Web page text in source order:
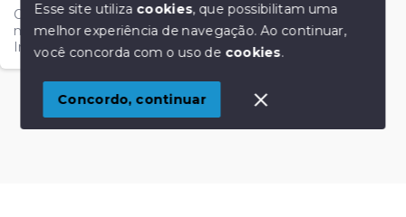
Olá me chamo Kamila e estou disponível nesse
momento para esclarecer dúvidas no Whatsapp.
Independente do horário é só chamar!
© Copyright 2026 - KM Imóveis - Todos os direitos
SITE PARA IMOBILIARIA
Esse site utiliza cookies, que possibilitam uma
melhor experiência de navegação.Ao continuar,
você concorda com o uso de cookies.
Concordo, continuar